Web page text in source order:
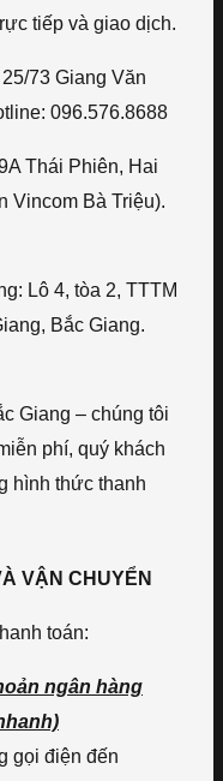
tiếp và giao dịch.
73 Giang Văn
096.576.8688
Thái Phiên, Hai
Vincom Bà Triệu).
Lô 4, tòa 2, TTTM
Bắc Giang.
Giang – chúng tôi
phí, quý khách
hình thức thanh
VẬN CHUYỂN
toán:
ngân hàng
gọi điện đến